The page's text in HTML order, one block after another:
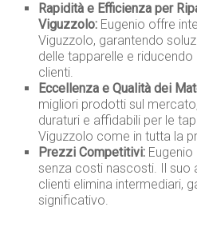
Rapidità e Efficienza per
Viguzzolo: Eugenio offre
Viguzzolo, garantendo
delle tapparelle e
clienti.
Eccellenza e Qualità dei
migliori prodotti sul
duraturi e affidabili per le
Viguzzolo come in tutta la
Prezzi Competitivi:
senza costi nascosti. Il
clienti elimina intermediari,
significativo.